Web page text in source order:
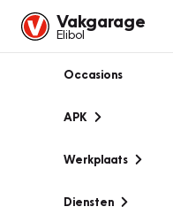
Vakgarage
Elibol
Occasions
APK
Werkplaats
Diensten